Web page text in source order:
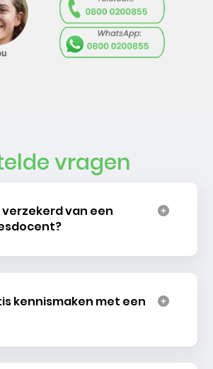
vragen
verzekerd van een
kennismaken met een